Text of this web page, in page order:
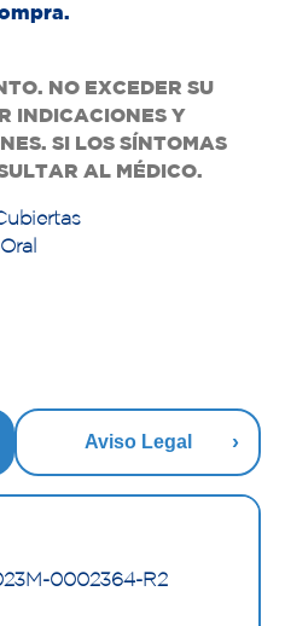
NO EXCEDER SU
INDICACIONES Y
SI LOS SÍNTOMAS
AL MÉDICO.
Aviso Legal
0002364-R2